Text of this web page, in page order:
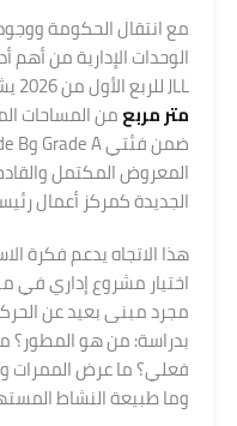
مع انتقال الحكومة
الوحدات الإدارية من أهم
JLL للربع الأول من 2026 يشير إلى تسليم أكثر من
متر مربعمن المساحات
المعروض المكتمل
الجديدة كمركز أعمال
هذا الاتجاه يدعم فكرة
اختيار مشروع إداري
مجرد مبنى بعيد عن
بدراسة: من هو المطور؟
فعلي؟ ما عرض الممرات
وما طبيعة النشاط